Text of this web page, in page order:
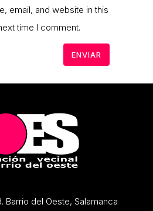
email, and website in this
time I comment.
Barrio del Oeste, Salamanca